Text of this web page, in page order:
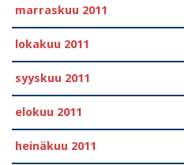
marraskuu 2011
lokakuu 2011
syyskuu 2011
elokuu 2011
heinäkuu 2011